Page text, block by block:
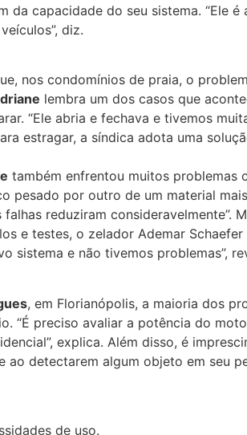
capacidade do seu sistema. “Ele
diz.
nos condomínios de praia, o
lembra um dos casos que
“Ele abria e fechava e tivemos
estragar, a síndica adota uma
também enfrentou muitos problemas
por outro de um material
reduziram consideravelmente”.
e testes, o zelador Ademar
sistema e não tivemos problemas”,
, em Florianópolis, a maioria dos
“É preciso avaliar a potência do
explica. Além disso, é
detectarem algum objeto em seu
de uso.